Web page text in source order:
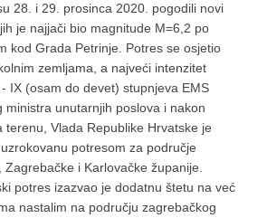
28. i 29. prosinca 2020. pogodili novi
je najjači bio magnitude M=6,2 po
kod Grada Petrinje. Potres se osjetio
zemljama, a najveći intenzitet
IX (osam do devet) stupnjeva EMS
ministra unutarnjih poslova i nakon
terenu, Vlada Republike Hrvatske je
potresom za područje
i Karlovačke županije.
potres izazvao je dodatnu štetu na već
nastalim na području zagrebačkog